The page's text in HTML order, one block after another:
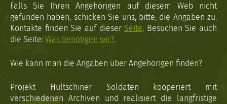
Falls Sie Ihren Angehörigen auf diesem Web nicht
gefunden haben, schicken Sie uns, bitte, die Angaben zu.
Kontakte finden Sie auf dieser Seite. Besuchen Sie auch
die Seite: Was benötigen wir?.
Wie kann man die Angaben über Angehörigen finden?
Projekt Hultschiner Soldaten kooperiert mit
verschiedenen Archiven und realisiert die langfristige